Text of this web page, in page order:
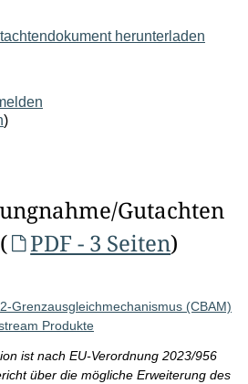
herunterladen
)
Gutachten
PDF - 3 Seiten)
Grenzausgleichmechanismus (CBAM)
Produkte
ist nach EU-Verordnung 2023/956
über die mögliche Erweiterung des